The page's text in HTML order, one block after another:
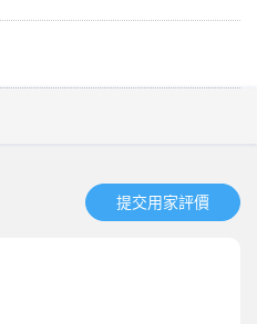
提交用家評價​